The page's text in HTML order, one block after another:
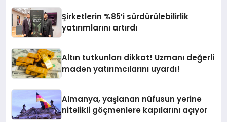
Şirketlerin %85’i sürdürülebilirlik
yatırımlarını artırdı
Altın tutkunları dikkat! Uzmanı değerli
maden yatırımcılarını uyardı!
Almanya, yaşlanan nüfusun yerine
nitelikli göçmenlere kapılarını açıyor